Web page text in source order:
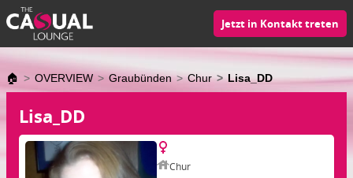
Jetzt in Kontakt treten
🏠 OVERVIEW Graubünden Chur Lisa_DD
Lisa_DD
Chur